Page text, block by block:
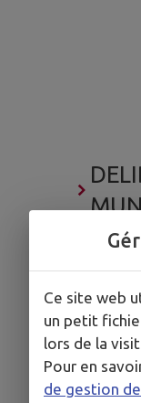
Ce site web
un petit
lors de la
Pour en
de gestion